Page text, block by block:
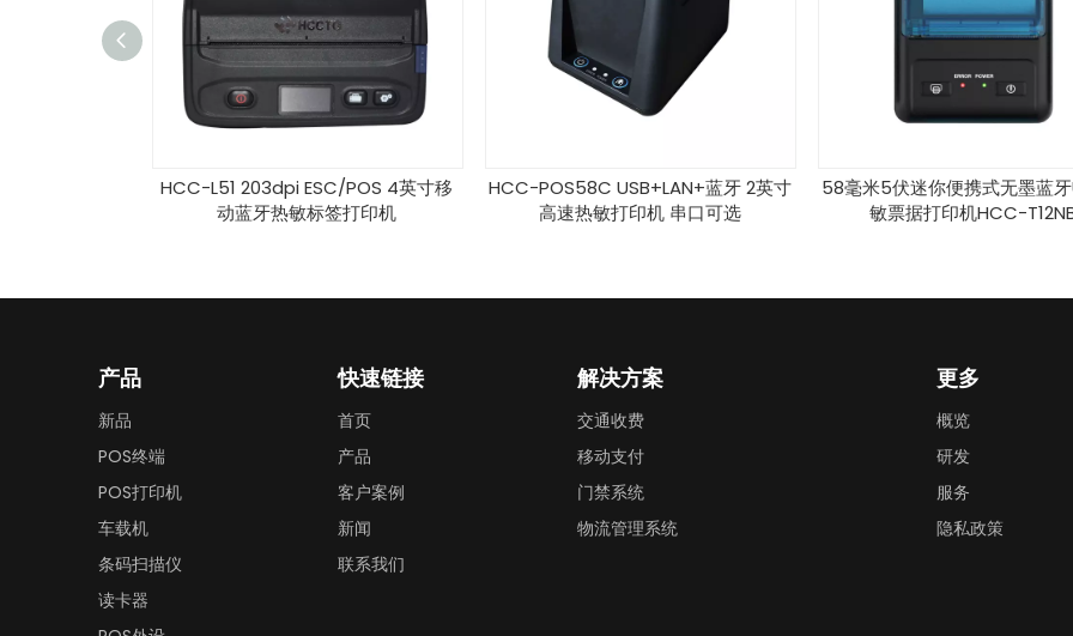
HCC-L51 203dpi ESC/POS 4英寸移
动蓝牙热敏标签打印机
HCC-POS58C USB+LAN+蓝牙 2英寸
高速热敏打印机 串口可选
58毫米5伏迷你便携式无墨蓝牙USB
敏票据打印机HCC-T12NB
产品
新品
POS终端
POS打印机
车载机
条码扫描仪
读卡器
快速链接
首页
产品
客户案例
新闻
联系我们
解决方案
交通收费
移动支付
门禁系统
物流管理系统
更多
概览
研发
服务
隐私政策